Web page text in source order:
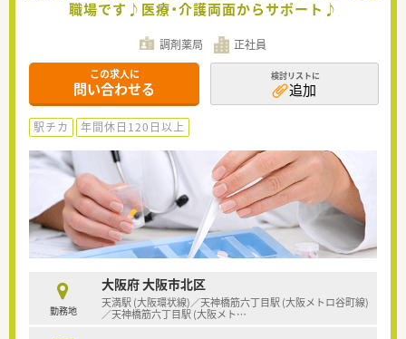
職場です♪医療・介護両面からサポート♪
調剤薬局 正社員
この求人に
問い合わせる
検討リストに
追加
駅チカ 年間休日120日以上
勤務地
大阪府 大阪市北区
天満駅 (大阪環状線)／天神橋筋六丁目駅 (大阪メトロ谷町線)
／天神橋筋六丁目駅 (大阪メト…